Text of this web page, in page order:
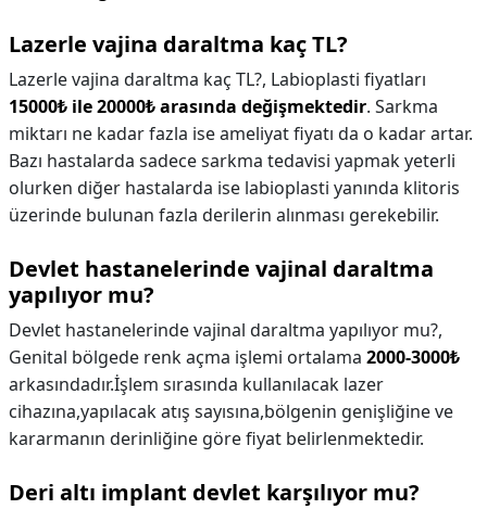
Lazerle vajina daraltma kaç TL?
Lazerle vajina daraltma kaç TL?, Labioplasti fiyatları
15000₺ ile 20000₺ arasında değişmektedir. Sarkma
miktarı ne kadar fazla ise ameliyat fiyatı da o kadar artar.
Bazı hastalarda sadece sarkma tedavisi yapmak yeterli
olurken diğer hastalarda ise labioplasti yanında klitoris
üzerinde bulunan fazla derilerin alınması gerekebilir.
Devlet hastanelerinde vajinal daraltma
yapılıyor mu?
Devlet hastanelerinde vajinal daraltma yapılıyor mu?,
Genital bölgede renk açma işlemi ortalama 2000-3000₺
arkasındadır.İşlem sırasında kullanılacak lazer
cihazına,yapılacak atış sayısına,bölgenin genişliğine ve
kararmanın derinliğine göre fiyat belirlenmektedir.
Deri altı implant devlet karşılıyor mu?